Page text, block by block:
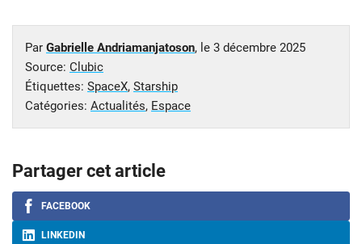
Par Gabrielle Andriamanjatoson, le 3 décembre 2025
Source: Clubic
Étiquettes: SpaceX, Starship
Catégories: Actualités, Espace
Partager cet article
FACEBOOK
LINKEDIN